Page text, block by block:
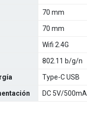
70 mm
70 mm
Wifi 2.4G
802.11 b/g/n
Type-C USB
DC 5V/500mA